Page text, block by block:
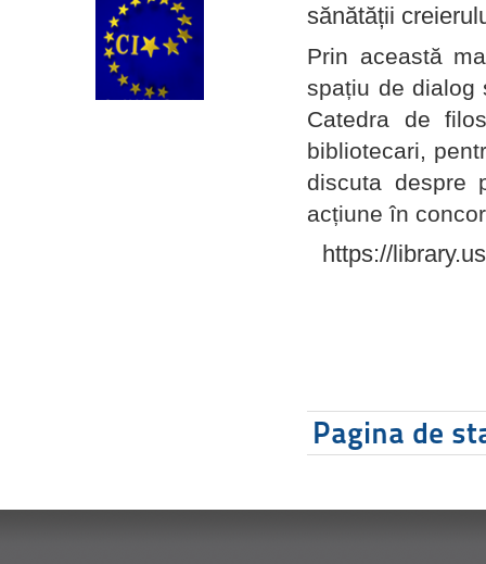
sănătății
Prin această
spațiu de dialog
Catedra de
bibliotecari,
discuta despre
acțiune în
https://
Pagina de